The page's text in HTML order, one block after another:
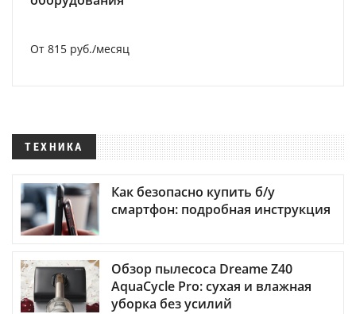
От 815 руб./месяц
ТЕХНИКА
Как безопасно купить б/у
смартфон: подробная инструкция
Обзор пылесоса Dreame Z40
AquaCycle Pro: сухая и влажная
уборка без усилий